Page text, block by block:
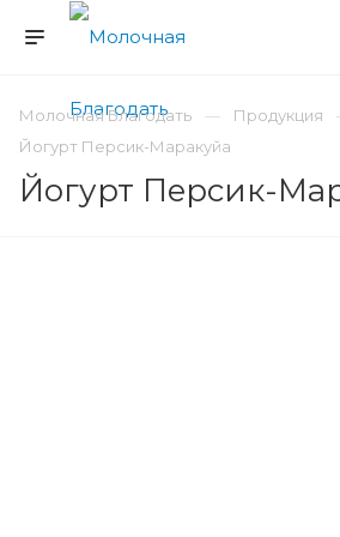
Молочная Благодать Продукция
Йогурт Персик-Маракуйа
Йогурт Персик-